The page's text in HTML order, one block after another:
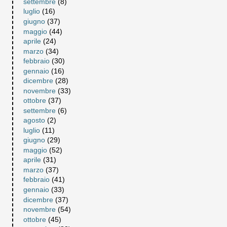
luglio (16)
giugno (37)
maggio (44)
aprile (24)
marzo (34)
febbraio (30)
gennaio (16)
dicembre (28)
novembre (33)
ottobre (37)
settembre (6)
agosto (2)
luglio (11)
giugno (29)
maggio (52)
aprile (31)
marzo (37)
febbraio (41)
gennaio (33)
dicembre (37)
novembre (54)
ottobre (45)